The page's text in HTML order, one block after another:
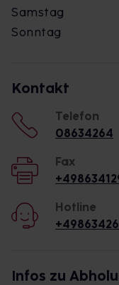
Samstag
Sonntag
Kontakt
Telefon
08634264
Fax
Hotline
Infos zu